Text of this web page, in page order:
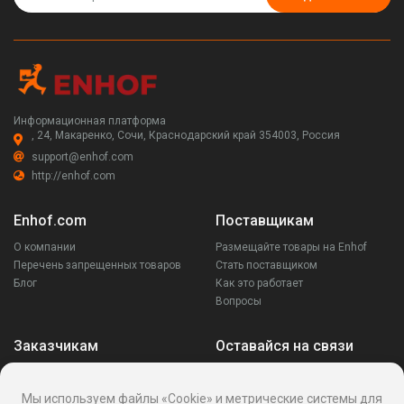
Информационная платформа
, 24, Макаренко, Сочи, Краснодарский край 354003, Россия
support@enhof.com
http://enhof.com
Enhof.com
О компании
Перечень запрещенных товаров
Блог
Поставщикам
Размещайте товары на Enhof
Стать поставщиком
Как это работает
Вопросы
Заказчикам
Ваши запросы
Оставайся на связи
Мы используем файлы «Cookie» и метрические системы для